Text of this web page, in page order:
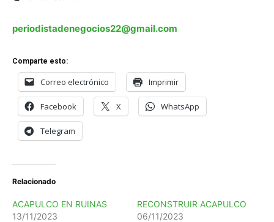
periodistadenegocios22@gmail.com
Comparte esto:
Correo electrónico Imprimir
Facebook X WhatsApp
Telegram
Relacionado
ACAPULCO EN RUINAS
13/11/2023
RECONSTRUIR ACAPULCO
06/11/2023